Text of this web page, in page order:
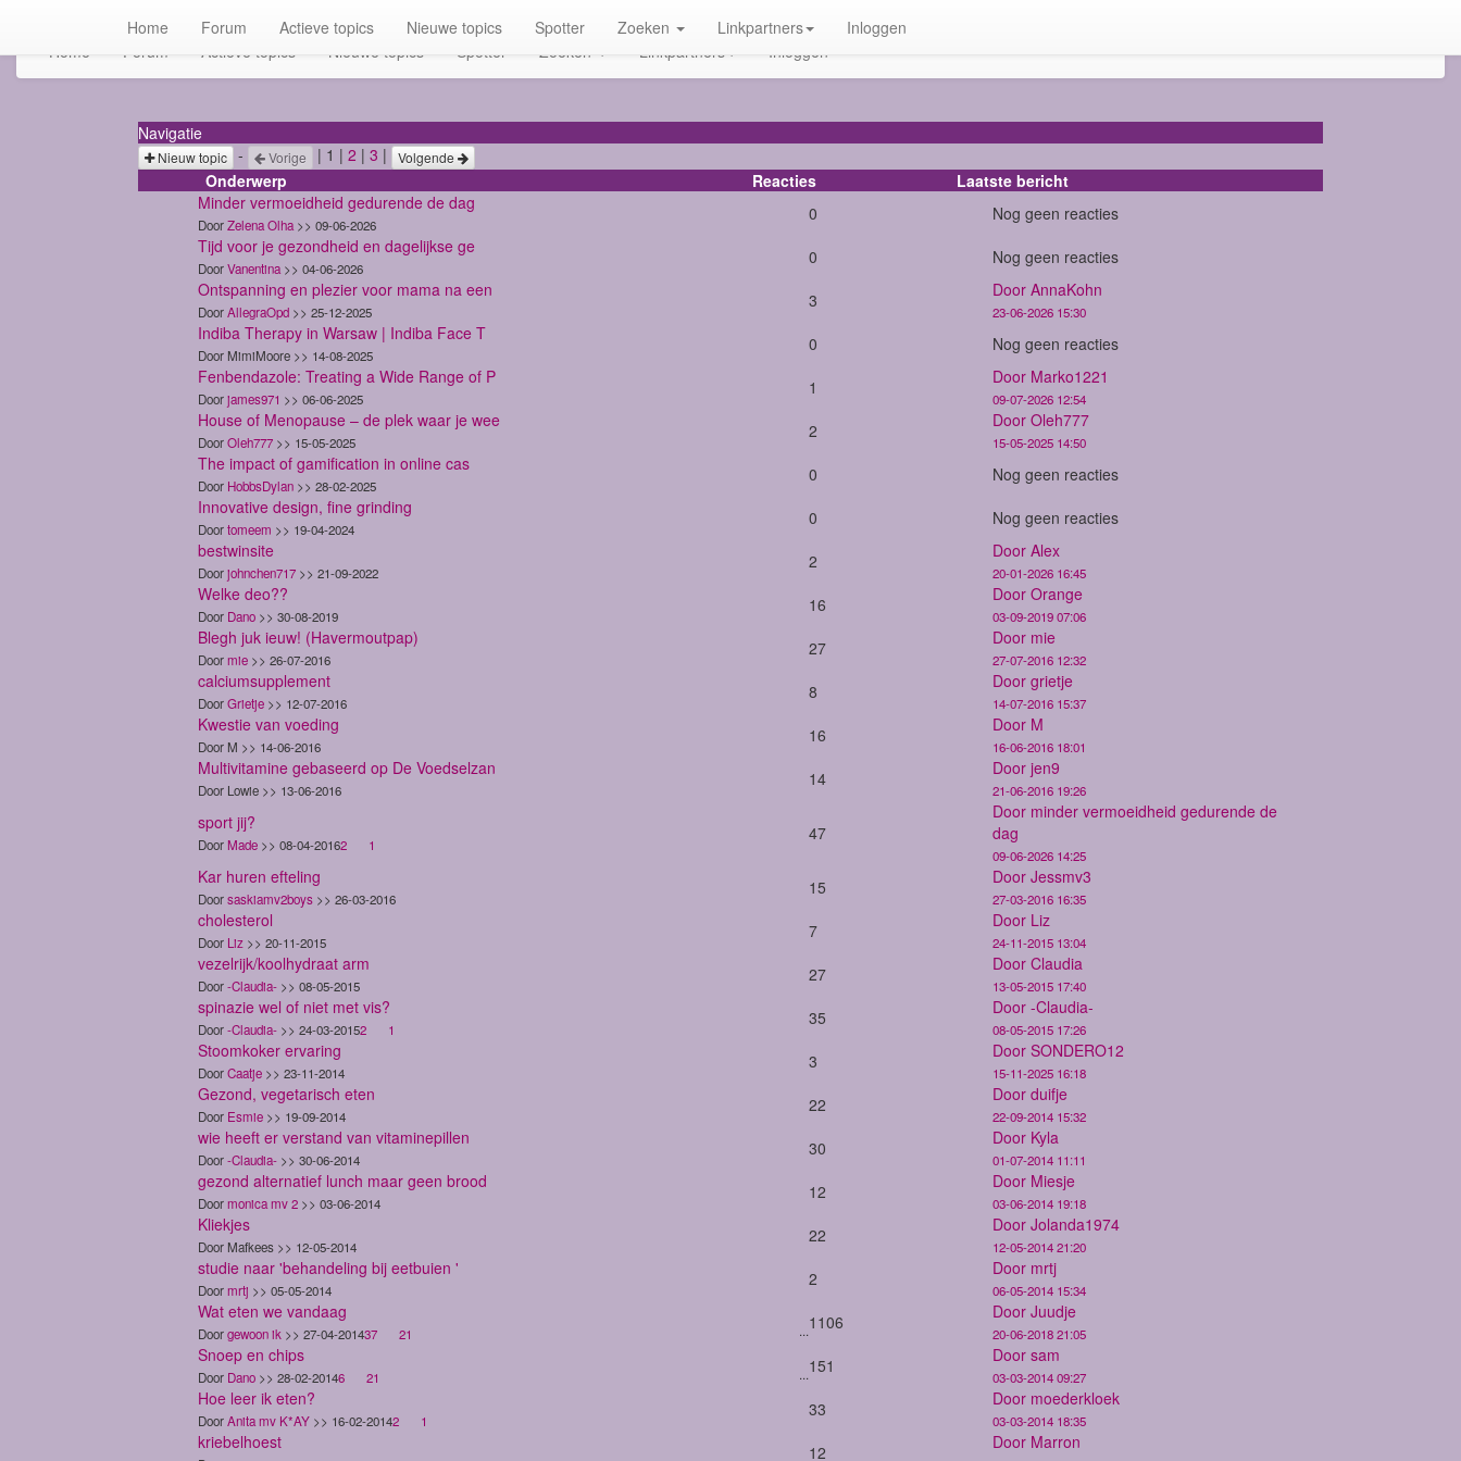
Home Forum Actieve topics Nieuwe topics Spotter Zoeken Linkpartners Inloggen
Home Forum Actieve topics Nieuwe topics Spotter Zoeken Linkpartners Inloggen
Navigatie
Nieuw topic - Vorige | 1 | 2 | 3 | Volgende
Onderwerp Reacties
Laatste bericht
Minder vermoeidheid gedurende de dag
DoorZelena Olha >> 09-06-2026
0
Nog geen reacties
Tijd voor je gezondheid en dagelijkse ge
DoorVanentina >> 04-06-2026
0
Nog geen reacties
Ontspanning en plezier voor mama na een
DoorAllegraOpd >> 25-12-2025
3 Door AnnaKohn
23-06-2026 15:30
Indiba Therapy in Warsaw | Indiba Face T
Door MimiMoore >> 14-08-2025
0
Nog geen reacties
Fenbendazole: Treating a Wide Range of P
Doorjames971 >> 06-06-2025
1 Door Marko1221
09-07-2026 12:54
House of Menopause – de plek waar je wee
DoorOleh777 >> 15-05-2025
2 Door Oleh777
15-05-2025 14:50
The impact of gamification in online cas
Door HobbsDylan >> 28-02-2025
0
Nog geen reacties
Innovative design, fine grinding
Doortomeem >> 19-04-2024
0
Nog geen reacties
bestwinsite
Doorjohnchen717 >> 21-09-2022
2 Door Alex
20-01-2026 16:45
Welke deo??
Door Dano >> 30-08-2019
16 Door Orange
03-09-2019 07:06
Blegh juk ieuw! (Havermoutpap)
Doormie >> 26-07-2016
27 Door mie
27-07-2016 12:32
calciumsupplement
DoorGrietje >> 12-07-2016
8 Door grietje
14-07-2016 15:37
Kwestie van voeding
Door M >> 14-06-2016
16 Door M
16-06-2016 18:01
Multivitamine gebaseerd op De Voedselzan
Door Lowie >> 13-06-2016
14 Door jen9
21-06-2016 19:26
sport jij?
DoorMade >> 08-04-20162 1
47
Door minder vermoeidheid gedurende de
dag
09-06-2026 14:25
Kar huren efteling
Doorsaskiamv2boys >> 26-03-2016
15 Door Jessmv3
27-03-2016 16:35
cholesterol
Door Liz >> 20-11-2015
7 Door Liz
24-11-2015 13:04
vezelrijk/koolhydraat arm
Door-Claudia- >> 08-05-2015
27 Door Claudia
13-05-2015 17:40
spinazie wel of niet met vis?
Door-Claudia- >> 24-03-20152 1
35 Door -Claudia-
08-05-2015 17:26
Stoomkoker ervaring
DoorCaatje >> 23-11-2014
3 Door SONDERO12
15-11-2025 16:18
Gezond, vegetarisch eten
Door Esmie >> 19-09-2014
22 Door duifje
22-09-2014 15:32
wie heeft er verstand van vitaminepillen
Door-Claudia- >> 30-06-2014
30 Door Kyla
01-07-2014 11:11
gezond alternatief lunch maar geen brood
Doormonica mv 2 >> 03-06-2014
12 Door Miesje
03-06-2014 19:18
Kliekjes
Door Mafkees >> 12-05-2014
22 Door Jolanda1974
12-05-2014 21:20
studie naar 'behandeling bij eetbuien '
Doormrtj >> 05-05-2014
2 Door mrtj
06-05-2014 15:34
Wat eten we vandaag
Doorgewoon ik >> 27-04-201437 ...
21
1106 Door Juudje
20-06-2018 21:05
Snoep en chips
Door Dano >> 28-02-20146 ...
21
151 Door sam
03-03-2014 09:27
Hoe leer ik eten?
DoorAnita mv K*AY >> 16-02-20142 1
33 Door moederkloek
03-03-2014 18:35
kriebelhoest 12 Door Marron